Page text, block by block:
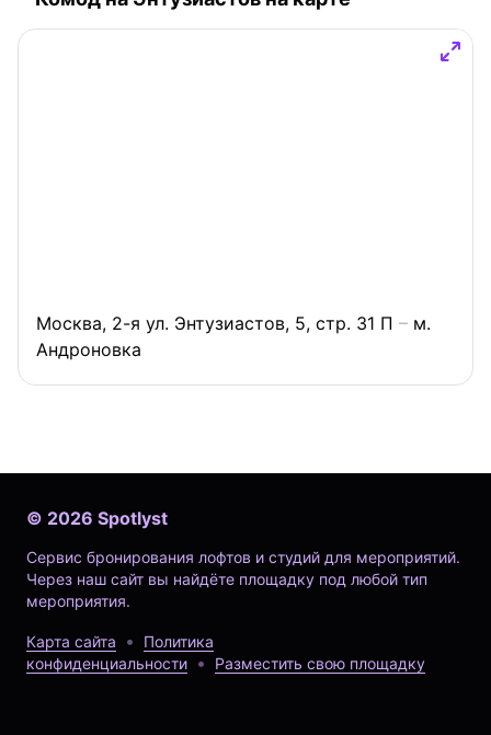
Москва, 2-я ул. Энтузиастов, 5, стр. 31 П
м.
Андроновка
© 2026 Spotlyst
Сервис бронирования лофтов и студий для мероприятий.
Через наш сайт вы найдёте площадку под любой тип
мероприятия.
Карта сайта
Политика
конфиденциальности
Разместить свою площадку